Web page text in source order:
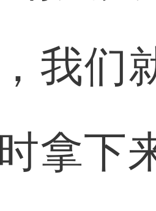
我们
拿下